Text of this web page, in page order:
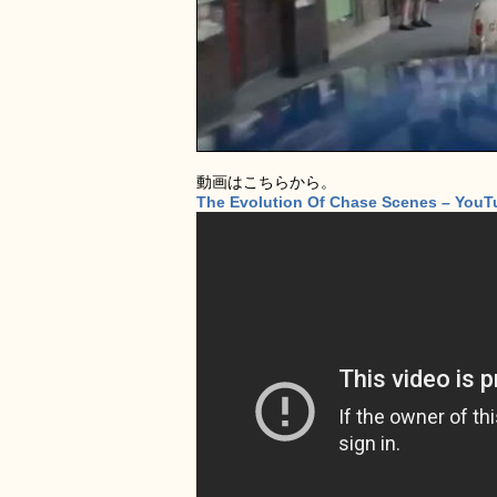
動画はこちらから。
The Evolution Of Chase Scenes –